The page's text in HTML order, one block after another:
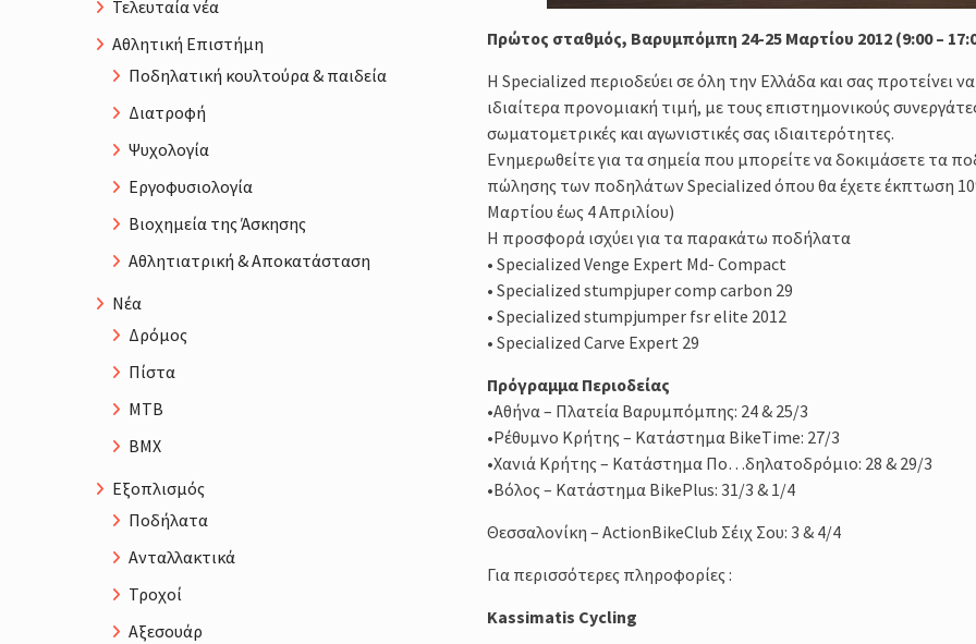
Πρώτος σταθμός, Βαρυμπόμπη 24-25 Μαρτίου 2012 (9:00 –
H Specialized περιοδεύει σε όλη την Ελλάδα και σας
ιδιαίτερα προνομιακή τιμή, με τους επιστημονικούς
σωματομετρικές και αγωνιστικές σας ιδιαιτερότητες.
Ενημερωθείτε για τα σημεία που μπορείτε να δοκιμάσετε τα
πώλησης των ποδηλάτων Specialized όπου θα έχετε έκπτωση
Μαρτίου έως 4 Απριλίου)
Η προσφορά ισχύει για τα παρακάτω ποδήλατα
• Specialized Venge Expert Md- Compact
• Specialized stumpjuper comp carbon 29
• Specialized stumpjumper fsr elite 2012
• Specialized Carve Expert 29
Πρόγραμμα Περιοδείας
•Αθήνα – Πλατεία Βαρυμπόμπης: 24 & 25/3
•Ρέθυμνο Κρήτης – Κατάστημα BikeTime: 27/3
•Χανιά Κρήτης – Κατάστημα Πο…δηλατοδρόμιο: 28 & 29/3
•Βόλος – Κατάστημα BikePlus: 31/3 & 1/4
Θεσσαλονίκη – ActionBikeClub Σέιχ Σου: 3 & 4/4
Για περισσότερες πληροφορίες :
Kassimatis Cycling
Τελευταία νέα
Αθλητική Επιστήμη
Ποδηλατική κουλτούρα & παιδεία
Διατροφή
Ψυχολογία
Εργοφυσιολογία
Βιοχημεία της Άσκησης
Αθλητιατρική & Αποκατάσταση
Νέα
Δρόμος
Πίστα
MTB
BMX
Εξοπλισμός
Ποδήλατα
Ανταλλακτικά
Τροχοί
Αξεσουάρ